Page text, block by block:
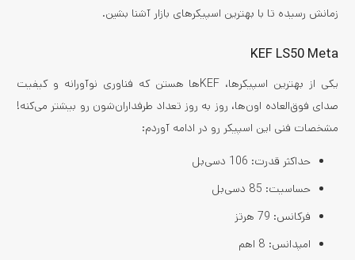
زمانش رسیده تا با بهترین اسپیکرهای بازار آشنا بشین.
KEF LS50 Meta
یکی از بهترین‌ اسپیکرها، KEFها هستن که فناوری نوآورانه و کیفیت
صدای فوق‌العاده اون‌ها، روز به روز تعداد طرفداران‌شون رو بیشتر می‌کنه!
مشخصات فنی این اسپیکر رو در ادامه آوردم:
حداکثر قدرت: 106 دسی‌بل
حساسیت: 85 دسی‌بل
فرکانس: 79 هرتز
امپدانس: 8 اهم